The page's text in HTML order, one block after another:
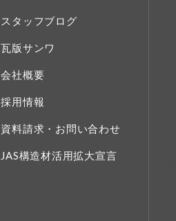
スタッフブログ
瓦版サンワ
会社概要
採用情報
資料請求・お問い合わせ
JAS構造材活用拡大宣言